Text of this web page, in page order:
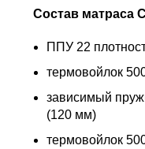
Состав матраса
ППУ 22
термовойлок
зависимый
(120 мм)
термовойлок